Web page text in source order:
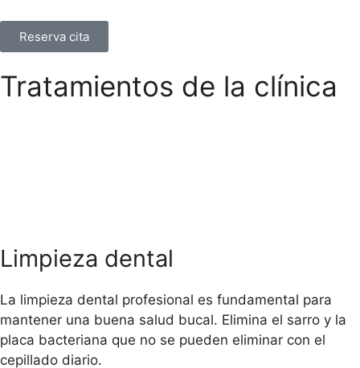
Reserva cita
Tratamientos de la clínica
Limpieza dental
La limpieza dental profesional es fundamental para
mantener una buena salud bucal. Elimina el sarro y la
placa bacteriana que no se pueden eliminar con el
cepillado diario.